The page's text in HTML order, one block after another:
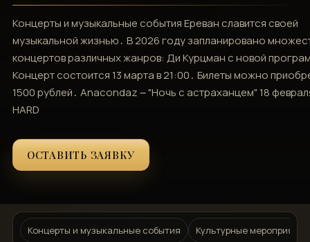
Концерты и музыкальные события Ереван славится своей
музыкальной жизнью․ В 2026 году запланировано
концертов различных жанров: Ди Курцман с новой
Концерт состоится 13 марта в 21:00․ Билеты можно
1500 рублей․ Anacondaz ౼ "Ночь с астраханцем" 18
HARD
ОСТАВИТЬ ЗАЯВКУ
Концерты и музыкальные события Культурные